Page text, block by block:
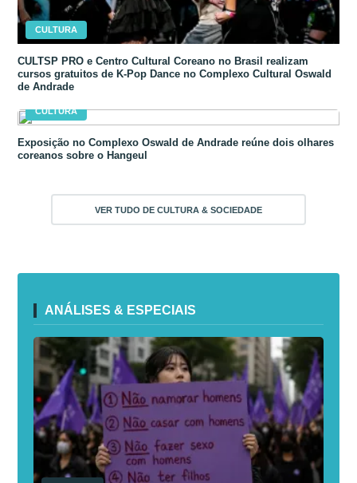
CULTURA
CULTSP PRO e Centro Cultural Coreano no Brasil realizam
cursos gratuitos de K-Pop Dance no Complexo Cultural Oswald
de Andrade
CULTURA
Exposição no Complexo Oswald de Andrade reúne dois olhares
coreanos sobre o Hangeul
VER TUDO DE CULTURA & SOCIEDADE
ANÁLISES & ESPECIAIS